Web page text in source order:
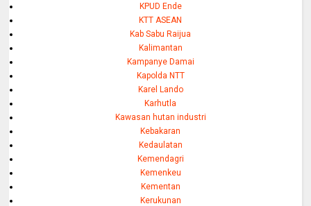
KPUD Ende
KTT ASEAN
Kab Sabu Raijua
Kalimantan
Kampanye Damai
Kapolda NTT
Karel Lando
Karhutla
Kawasan hutan industri
Kebakaran
Kedaulatan
Kemendagri
Kemenkeu
Kementan
Kerukunan